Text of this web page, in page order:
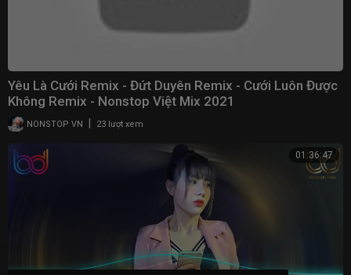
Yêu Là Cưới Remix - Đứt Duyên Remix - Cưới Luôn Được
Không Remix - Nonstop Việt Mix 2021
NONSTOP VN 23 lượt xem
01:36:47